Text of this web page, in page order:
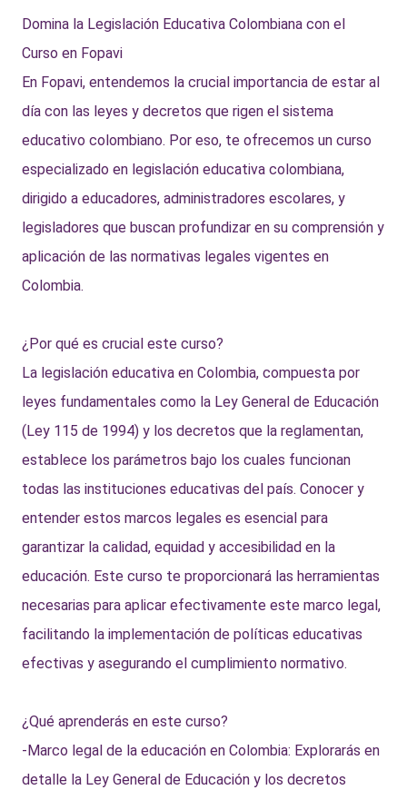
Domina la Legislación Educativa Colombiana con el
Curso en Fopavi
En Fopavi, entendemos la crucial importancia de estar al
día con las leyes y decretos que rigen el sistema
educativo colombiano. Por eso, te ofrecemos un curso
especializado en legislación educativa colombiana,
dirigido a educadores, administradores escolares, y
legisladores que buscan profundizar en su comprensión y
aplicación de las normativas legales vigentes en
Colombia.
¿Por qué es crucial este curso?
La legislación educativa en Colombia, compuesta por
leyes fundamentales como la Ley General de Educación
(Ley 115 de 1994) y los decretos que la reglamentan,
establece los parámetros bajo los cuales funcionan
todas las instituciones educativas del país. Conocer y
entender estos marcos legales es esencial para
garantizar la calidad, equidad y accesibilidad en la
educación. Este curso te proporcionará las herramientas
necesarias para aplicar efectivamente este marco legal,
facilitando la implementación de políticas educativas
efectivas y asegurando el cumplimiento normativo.
¿Qué aprenderás en este curso?
-Marco legal de la educación en Colombia: Explorarás en
detalle la Ley General de Educación y los decretos